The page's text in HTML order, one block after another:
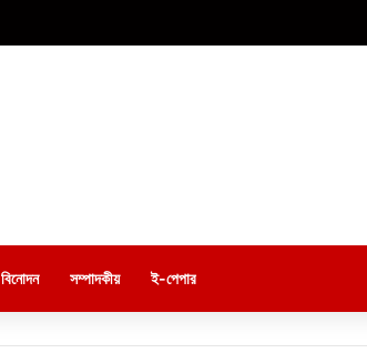
বিনোদন সম্পাদকীয় ই-পেপার